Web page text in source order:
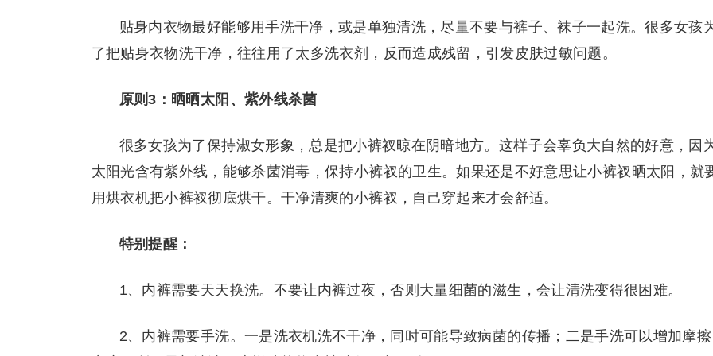
贴身内衣物最好能够用手洗干净，或是单独清洗，尽量不要与裤子、袜子一起洗。很多女孩
了把贴身衣物洗干净，往往用了太多洗衣剂，反而造成残留，引发皮肤过敏问题。
原则3：晒晒太阳、紫外线杀菌
很多女孩为了保持淑女形象，总是把小裤衩晾在阴暗地方。这样子会辜负大自然的好意，因
太阳光含有紫外线，能够杀菌消毒，保持小裤衩的卫生。如果还是不好意思让小裤衩晒太阳，就
用烘衣机把小裤衩彻底烘干。干净清爽的小裤衩，自己穿起来才会舒适。
特别提醒：
1、内裤需要天天换洗。不要让内裤过夜，否则大量细菌的滋生，会让清洗变得很困难。
2、内裤需要手洗。一是洗衣机洗不干净，同时可能导致病菌的传播；二是手洗可以增加摩擦